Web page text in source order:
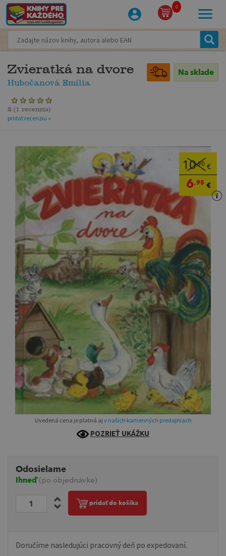
0
Zvieratká na dvore
Hubočanová Emília
Na sklade
5 ( 1 recenzia)
pridať recenziu »
10,90 €
6,95 €
Uvedená cena je platná aj v našich kamenných predajniach
POZRIEŤ UKÁŽKU
Odosielame
Ihneď(po objednávke)
pridať do košíka
Doručíme nasledujúci pracovný deň po expedovaní.